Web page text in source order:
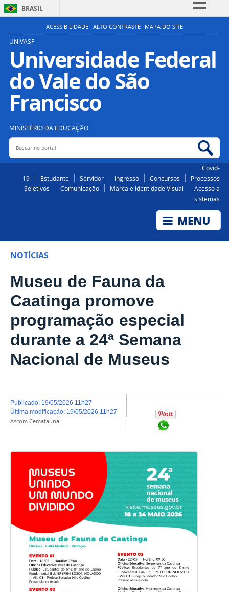
BRASIL
Simplifique!
Participe
Acesso à informação
Legislação
ACESSIBILIDADE ALTO CONTRASTE MAPA DO SITE
UNIVASF
Universidade Federal
do Vale do São
Francisco
MINISTÉRIO DA EDUCAÇÃO
Buscar no portal
Covid-
19
Estudante Servidor Ingresso Concursos
Processos
Seletivos
Comunicação Marca e Identidade Visual
Acesso a
sistemas
NOTÍCIAS
Museu de Fauna da
Caatinga promove
programação especial
durante a 24ª Semana
Nacional de Museus
publicado: 19/05/2026 11h27
última modificação: 19/05/2026 11h27
Ascom Cemafauna